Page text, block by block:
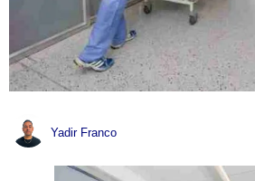
Yadir Franco